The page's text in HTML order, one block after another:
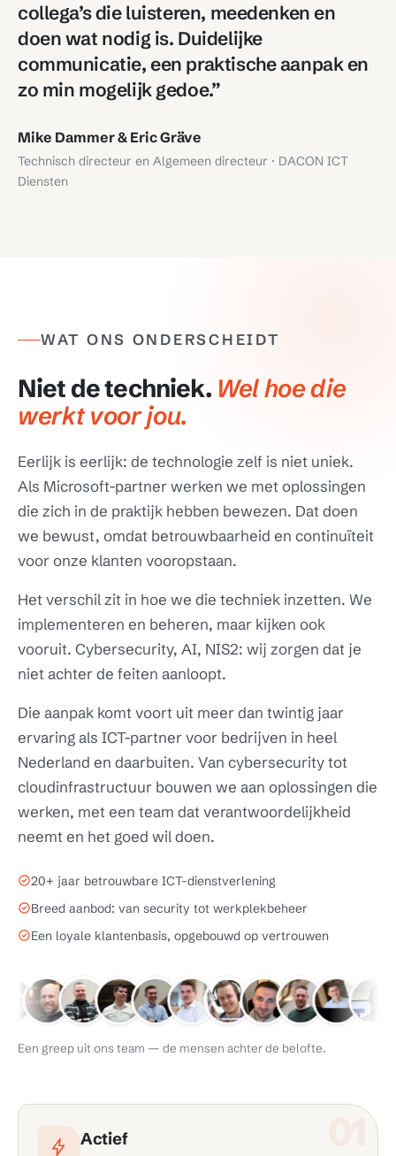
collega’s die luisteren, meedenken en
doen wat nodig is. Duidelijke
communicatie, een praktische aanpak en
zo min mogelijk gedoe.”
Mike Dammer & Eric Gräve
Technisch directeur en Algemeen directeur · DACON ICT
Diensten
WAT ONS ONDERSCHEIDT
Niet de techniek. Wel hoe die
werkt voor jou.
Eerlijk is eerlijk: de technologie zelf is niet uniek.
Als Microsoft-partner werken we met oplossingen
die zich in de praktijk hebben bewezen. Dat doen
we bewust, omdat betrouwbaarheid en continuïteit
voor onze klanten vooropstaan.
Het verschil zit in hoe we die techniek inzetten. We
implementeren en beheren, maar kijken ook
vooruit. Cybersecurity, AI, NIS2: wij zorgen dat je
niet achter de feiten aanloopt.
Die aanpak komt voort uit meer dan twintig jaar
ervaring als ICT-partner voor bedrijven in heel
Nederland en daarbuiten. Van cybersecurity tot
cloudinfrastructuur bouwen we aan oplossingen die
werken, met een team dat verantwoordelijkheid
neemt en het goed wil doen.
20+ jaar betrouwbare ICT-dienstverlening
Breed aanbod: van security tot werkplekbeheer
Een loyale klantenbasis, opgebouwd op vertrouwen
Een greep uit ons team — de mensen achter de belofte.
Actief